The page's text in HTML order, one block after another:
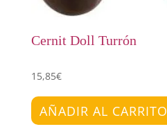
Cernit Doll Turrón
15,85€
AÑADIR AL CARRITO